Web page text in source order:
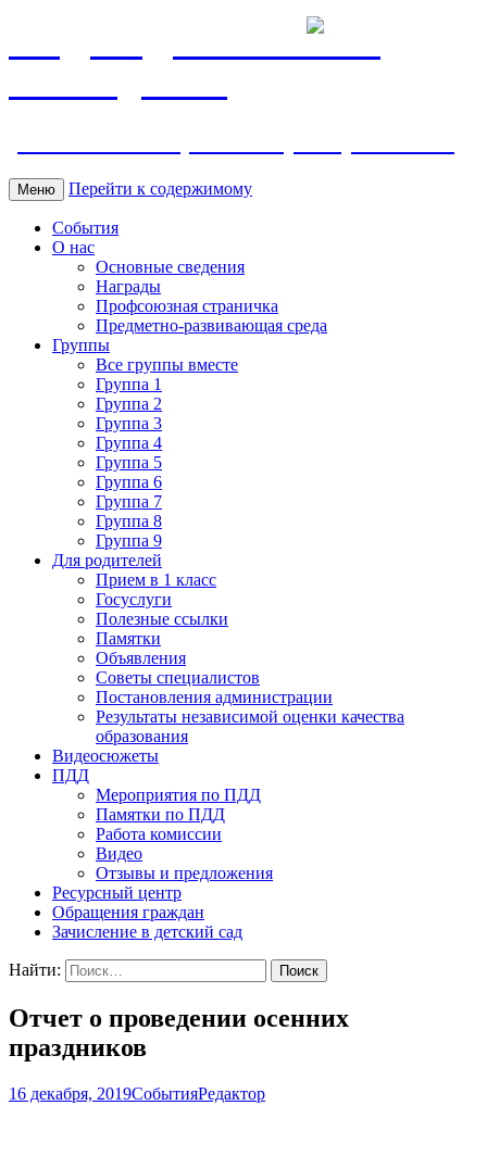
МБДОУ ДС "Калинка"
Меню Перейти к содержимому
События
О нас
Основные сведения
Награды
Профсоюзная страничка
Предметно-развивающая среда
Группы
Все группы вместе
Группа 1
Группа 2
Группа 3
Группа 4
Группа 5
Группа 6
Группа 7
Группа 8
Группа 9
Для родителей
Прием в 1 класс
Госуслуги
Полезные ссылки
Памятки
Объявления
Советы специалистов
Постановления администрации
Результаты независимой оценки качества
образования
Видеосюжеты
ПДД
Мероприятия по ПДД
Памятки по ПДД
Работа комиссии
Видео
Отзывы и предложения
Ресурсный центр
Обращения граждан
Зачисление в детский сад
Найти:
Отчет о проведении осенних
праздников
16 декабря, 2019СобытияРедактор